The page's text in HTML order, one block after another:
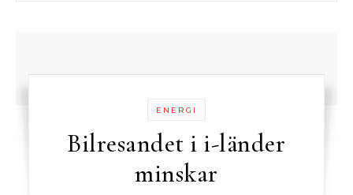
ENERGI
Bilresandet i i-länder
minskar